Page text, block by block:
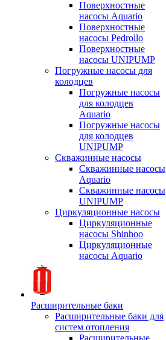
Поверхностные
насосы Aquario
Поверхностные
насосы Pedrollo
Поверхностные
насосы UNIPUMP
Погружные насосы для
колодцев
Погружные насосы
для колодцев
Aquario
Погружные насосы
для колодцев
UNIPUMP
Скважинные насосы
Скважинные насосы
Aquario
Скважинные насосы
UNIPUMP
Циркуляционные насосы
Циркуляционные
насосы Shinhoo
Циркуляционные
насосы Aquario
Расширительные баки
Расширительные баки для
систем отопления